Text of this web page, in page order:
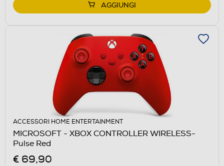
AGGIUNGI
ACCESSORI HOME ENTERTAINMENT
MICROSOFT - XBOX CONTROLLER WIRELESS-
Pulse Red
€ 69,90